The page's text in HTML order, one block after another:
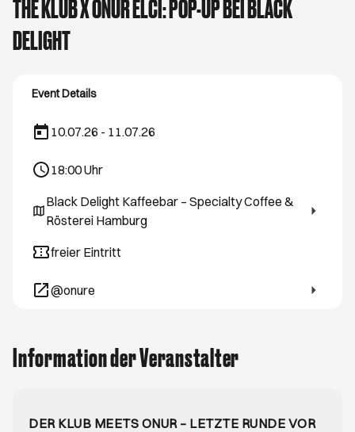
THE KLUB X ONUR ELCI: POP-UP BEI BLACK
DELIGHT
Event Details
10.07.26 - 11.07.26
18:00Uhr
Black Delight Kaffeebar – Specialty Coffee &
Rösterei Hamburg
Öffnet ein neues Browser-Tab
freier Eintritt
@onure
Öffnet ein neues Browser-Tab
Information der Veranstalter
DER KLUB MEETS ONUR – LETZTE RUNDE VOR